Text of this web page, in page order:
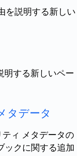
を説明する新しい
明する新しいペー
タデータ
ィ メタデータの
ックに関する追加